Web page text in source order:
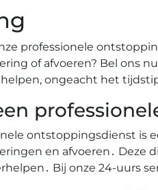
professionele
of afvoeren? Bel ons
ongeacht het
ontstoppingsdienst is
en afvoeren․ Deze
Bij onze 24-uurs